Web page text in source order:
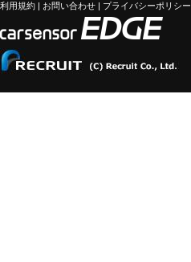
利用規約 | お問い合わせ | プライバシーポリシー